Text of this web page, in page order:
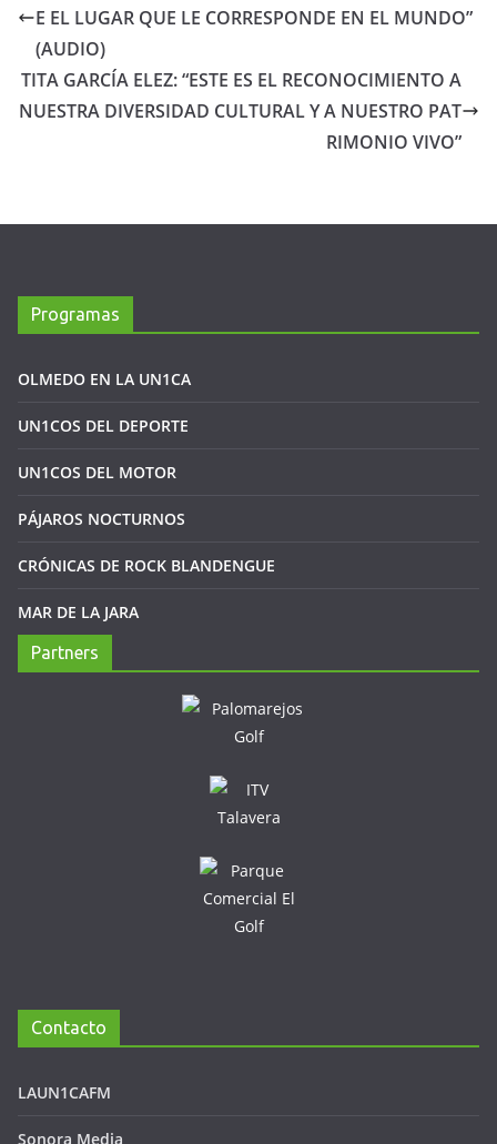
E EL LUGAR QUE LE CORRESPONDE EN EL MUNDO”
(AUDIO)
TITA GARCÍA ELEZ: “ESTE ES EL RECONOCIMIENTO A
NUESTRA DIVERSIDAD CULTURAL Y A NUESTRO PAT
RIMONIO VIVO”
Programas
OLMEDO EN LA UN1CA
UN1COS DEL DEPORTE
UN1COS DEL MOTOR
PÁJAROS NOCTURNOS
CRÓNICAS DE ROCK BLANDENGUE
MAR DE LA JARA
Partners
Contacto
LAUN1CAFM
Sonora Media